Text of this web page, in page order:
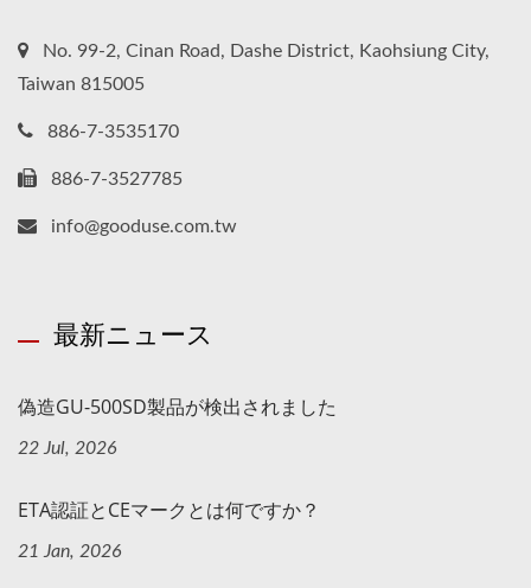
No. 99-2, Cinan Road, Dashe District, Kaohsiung City,
Taiwan 815005
886-7-3535170
886-7-3527785
info@gooduse.com.tw
最新ニュース
偽造GU-500SD製品が検出されました
22 Jul, 2026
ETA認証とCEマークとは何ですか？
21 Jan, 2026